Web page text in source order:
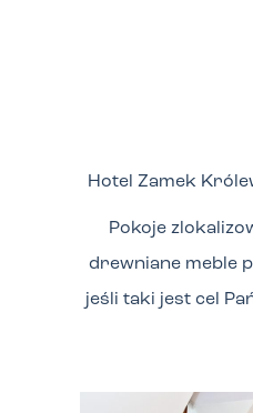
Hotel Zamek
Pokoje
drewniane meble
jeśli taki jest cel